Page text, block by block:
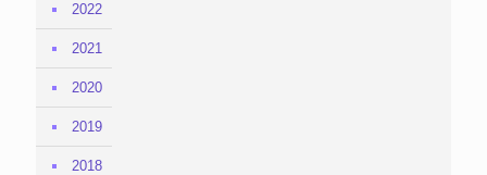
2022
2021
2020
2019
2018